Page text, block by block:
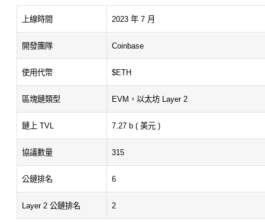
上線時間 2023 年 7 月
開發團隊 Coinbase
使用代幣 $ETH
區塊鏈類型 EVM，以太坊 Layer 2
鏈上 TVL 7.27 b ( 美元 )
協議數量 315
公鏈排名 6
Layer 2 公鏈排名 2